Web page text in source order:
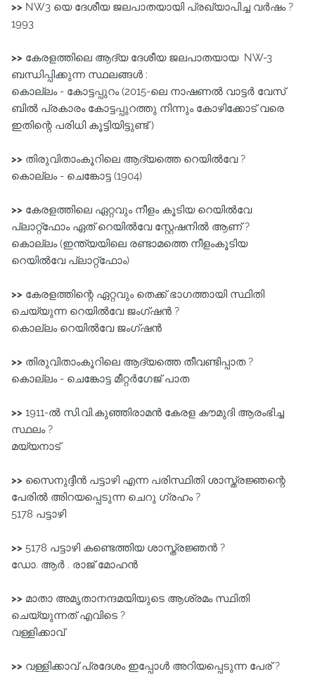
>> NW3 യെ ദേശീയ ജലപാതയായി പ്രഖ്യാപിച്ച വർഷം ?
1993
>> കേരളത്തിലെ ആദ്യ ദേശീയ ജലപാതയായ NW-3
ബന്ധിപ്പിക്കുന്ന സ്ഥലങ്ങൾ :
കൊല്ലം - കോട്ടപ്പുറം (2015-ലെ നാഷണൽ വാട്ടർ വേസ്‌
ബിൽ പ്രകാരം കോട്ടപ്പുറത്തു നിന്നും കോഴിക്കോട്‌ വരെ
ഇതിന്റെ പരിധി കൂട്ടിയിട്ടുണ്ട് )
>> തിരുവിതാംകൂറിലെ ആദ്യത്തെ റെയിൽവേ ?
കൊല്ലം - ചെങ്കോട്ട (1904)
>> കേരളത്തിലെ ഏറ്റവും നീളം കൂടിയ റെയിൽവേ
പ്ലാറ്റ്‌ഫോം ഏത് റെയിൽവേ സ്റ്റേഷനിൽ ആണ് ?
കൊല്ലം (ഇന്ത്യയിലെ രണ്ടാമത്തെ നീളംകൂടിയ
റെയിൽവേ പ്ലാറ്റ്‌ഫോം)
>> കേരളത്തിന്റെ ഏറ്റവും തെക്ക്‌ ഭാഗത്തായി സ്ഥിതി
ചെയ്യുന്ന റെയിൽവേ ജംഗ്ഷൻ ?
കൊല്ലം റെയിൽവേ ജംഗ്ഷൻ
>> തിരുവിതാംകൂറിലെ ആദ്യത്തെ തീവണ്ടിപ്പാത ?
കൊല്ലം - ചെങ്കോട്ട മീറ്റർഗേജ്‌ പാത
>> 1911-ൽ സി.വി.കുഞ്ഞിരാമൻ കേരള കൗമുദി ആരംഭിച്ച
സ്ഥലം ?
മയ്യനാട്‌
>> സൈനുദ്ദീൻ പട്ടാഴി എന്ന പരിസ്ഥിതി ശാസ്ത്രജ്ഞന്റെ
പേരിൽ അിറയപ്പെടുന്ന ചെറു ഗ്രഹം ?
5178 പട്ടാഴി
>> 5178 പട്ടാഴി കണ്ടെത്തിയ ശാസ്ത്രജ്ഞൻ ?
ഡോ. ആർ . രാജ്‌ മോഹൻ
>> മാതാ അമൃതാനന്ദമയിയുടെ ആശ്രമം സ്ഥിതി
ചെയ്യുന്നത്‌ എവിടെ ?
വള്ളിക്കാവ്‌
>> വള്ളിക്കാവ്‌ പ്രദേശം ഇപ്പോൾ അറിയപ്പെടുന്ന പേര്‌ ?